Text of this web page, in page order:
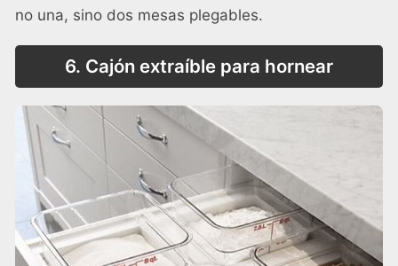
no una, sino dos mesas plegables.
6. Cajón extraíble para hornear